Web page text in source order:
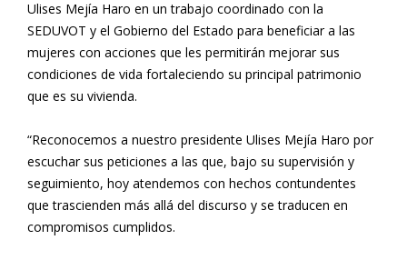
Ulises Mejía Haro en un trabajo coordinado con la
SEDUVOT y el Gobierno del Estado para beneficiar a las
mujeres con acciones que les permitirán mejorar sus
condiciones de vida fortaleciendo su principal patrimonio
que es su vivienda.
“Reconocemos a nuestro presidente Ulises Mejía Haro por
escuchar sus peticiones a las que, bajo su supervisión y
seguimiento, hoy atendemos con hechos contundentes
que trascienden más allá del discurso y se traducen en
compromisos cumplidos.